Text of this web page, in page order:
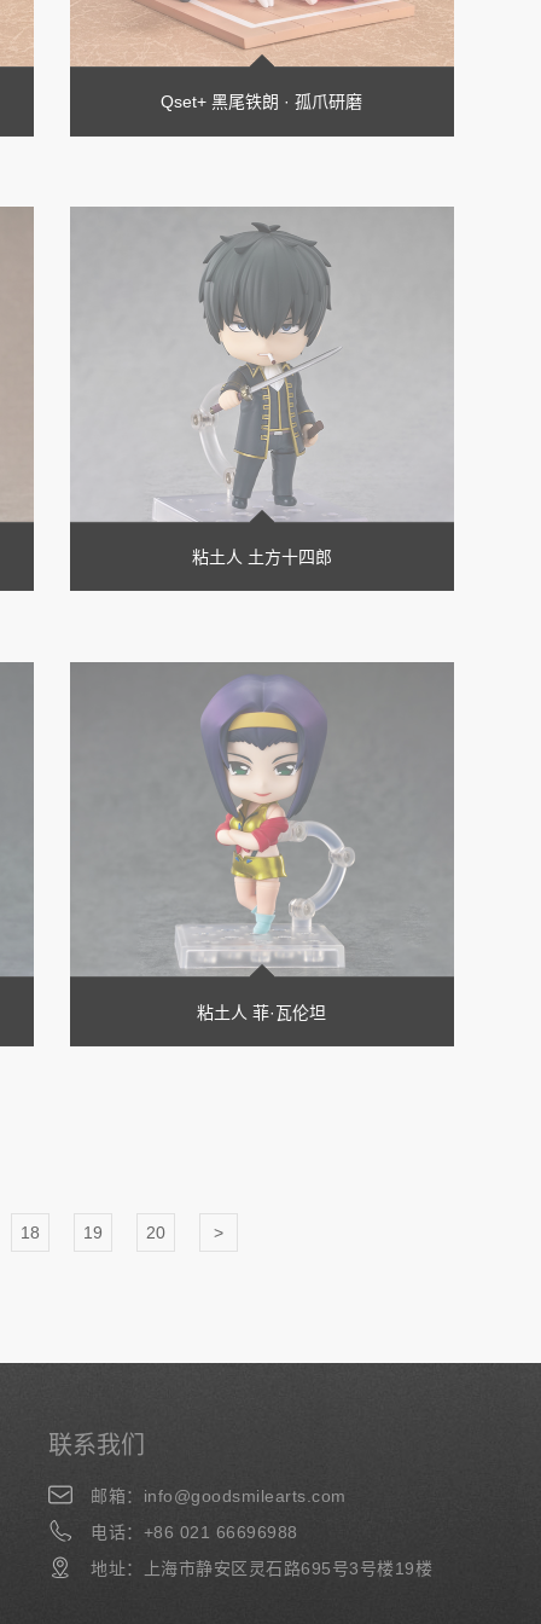
Qset+ 黑尾铁朗 · 孤爪研磨
粘土人 土方十四郎
粘土人 菲·瓦伦坦
18 19 20 >
联系我们
邮箱：info@goodsmilearts.com
电话：+86 021 66696988
地址：上海市静安区灵石路695号3号楼19楼